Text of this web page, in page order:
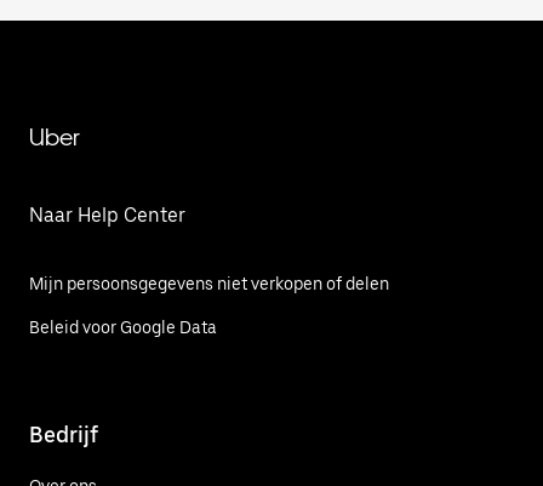
Uber
Naar Help Center
Mijn persoonsgegevens niet verkopen of delen
Beleid voor Google Data
Bedrijf